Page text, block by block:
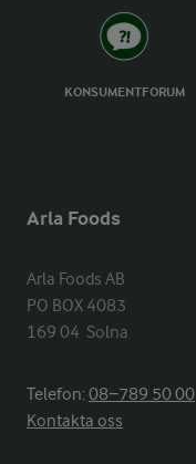
KONSUMENTFORUM
Arla Foods
Arla Foods AB
PO BOX 4083
169 04  Solna
Telefon:08−789 50 00
Kontakta oss